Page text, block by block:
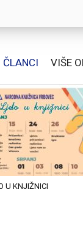
VIŠE
U KNJIŽNICI